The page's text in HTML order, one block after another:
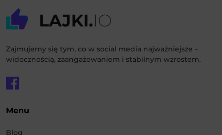
Zajmujemy się tym, co w social media najważniejsze –
widocznością, zaangażowaniem i stabilnym wzrostem.
Menu
Blog